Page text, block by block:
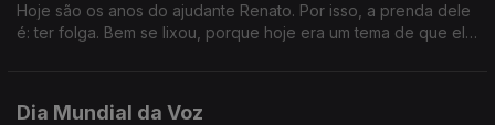
Hoje são os anos do ajudante Renato. Por isso, a prenda dele
é: ter folga. Bem se lixou, porque hoje era um tema de que ele
Dia Mundial da Voz